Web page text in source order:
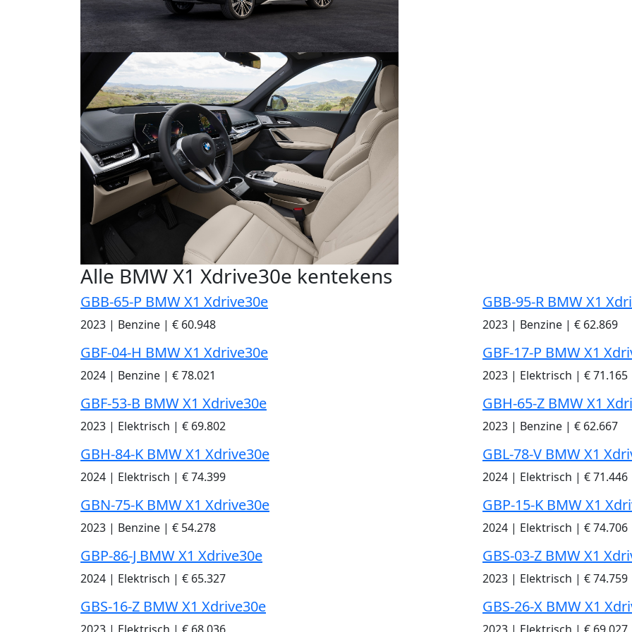
Alle BMW X1 Xdrive30e kentekens
GBB-65-P BMW X1 Xdrive30e
2023 | Benzine | € 60.948
GBB-95-R BMW X1
2023 | Benzine | € 62.869
GBF-04-H BMW X1 Xdrive30e
2024 | Benzine | € 78.021
GBF-17-P BMW X1
2023 | Elektrisch | € 71.165
GBF-53-B BMW X1 Xdrive30e
2023 | Elektrisch | € 69.802
GBH-65-Z BMW X1
2023 | Benzine | € 62.667
GBH-84-K BMW X1 Xdrive30e
2024 | Elektrisch | € 74.399
GBL-78-V BMW X1
2024 | Elektrisch | € 71.446
GBN-75-K BMW X1 Xdrive30e
2023 | Benzine | € 54.278
GBP-15-K BMW X1
2024 | Elektrisch | € 74.706
GBP-86-J BMW X1 Xdrive30e
2024 | Elektrisch | € 65.327
GBS-03-Z BMW X1
2023 | Elektrisch | € 74.759
GBS-16-Z BMW X1 Xdrive30e
2023 | Elektrisch | € 68.036
GBS-26-X BMW X1
2023 | Elektrisch | € 69.027